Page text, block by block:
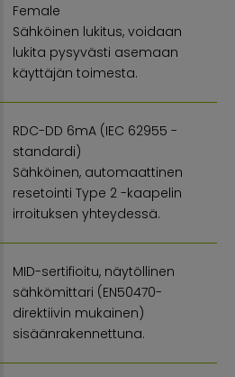
Female
Sähköinen lukitus, voidaan
lukita pysyvästi asemaan
käyttäjän toimesta.
RDC-DD 6mA (IEC 62955 -
standardi)
Sähköinen, automaattinen
resetointi Type 2 -kaapelin
irroituksen yhteydessä.
MID-sertifioitu, näytöllinen
sähkömittari (EN50470-
direktiivin mukainen)
sisäänrakennettuna.